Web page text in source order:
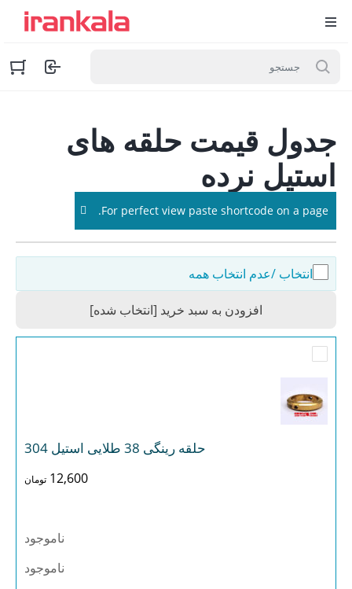
content
جدول قیمت حلقه های
استیل نرده
For perfect view paste shortcode on a page.
انتخاب /عدم انتخاب همه
افزودن به سبد خرید [انتخاب شده]
حلقه رینگی 38 طلایی استیل 304
12,600 تومان
ناموجود
ناموجود